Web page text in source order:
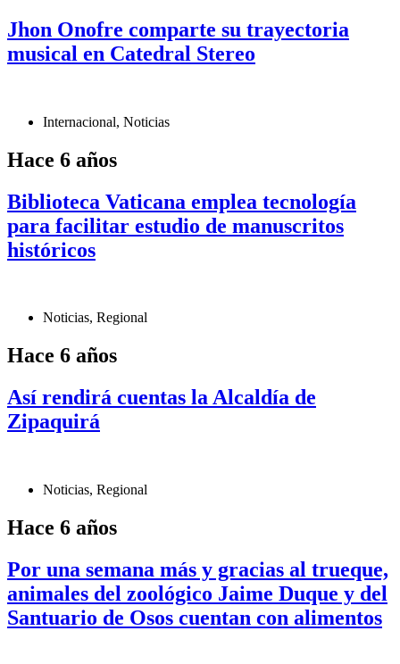
Jhon Onofre comparte su trayectoria
musical en Catedral Stereo
Internacional, Noticias
Hace 6 años
Biblioteca Vaticana emplea tecnología
para facilitar estudio de manuscritos
históricos
Noticias, Regional
Hace 6 años
Así rendirá cuentas la Alcaldía de
Zipaquirá
Noticias, Regional
Hace 6 años
Por una semana más y gracias al trueque,
animales del zoológico Jaime Duque y del
Santuario de Osos cuentan con alimentos